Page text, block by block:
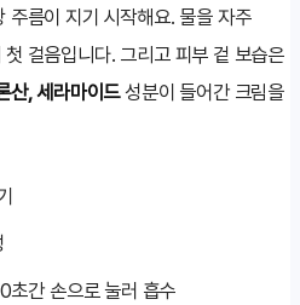
주름이 지기 시작해요. 물을 자주
걸음입니다. 그리고 피부 겉 보습은
산, 세라마이드성분이 들어간 크림을
초간 손으로 눌러 흡수